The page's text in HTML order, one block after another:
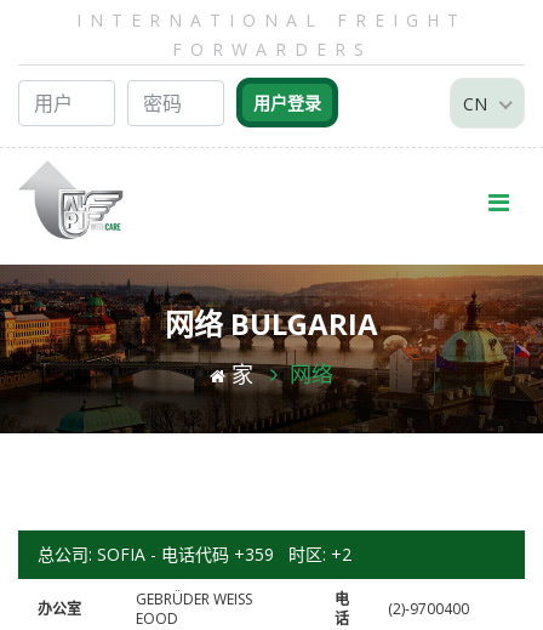
INTERNATIONAL FREIGHT
FORWARDERS
CN
网络 BULGARIA
家 网络
总公司: SOFIA - 电话代码 +359 时区: +2
办公室
GEBRÜDER WEISS
EOOD
电
话
(2)-9700400